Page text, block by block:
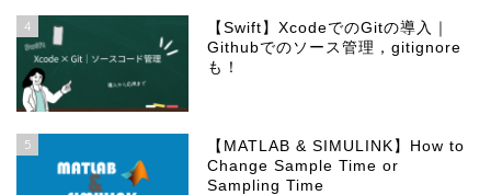
4
【Swift】XcodeでのGitの導入｜
Githubでのソース管理，gitignore
も！
5
【MATLAB & SIMULINK】How to
Change Sample Time or
Sampling Time